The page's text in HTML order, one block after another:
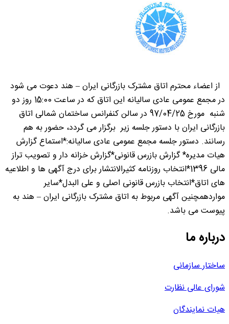
از اعضاء محترم اتاق مشترک بازرگانی ایران – هند دعوت می شود
در مجمع عمومی عادی سالیانه این اتاق که در ساعت 15:00 روز دو
شنبه مورخ 97/04/25 در سالن کنفرانس ساختمان شمالی اتاق
بازرگانی ایران با دستور جلسه زیر برگزار می گردد، حضور به هم
رسانند. دستور جلسه مجمع عمومی عادی سالیانه:*استماع گزارش
هیات مدیره* گزارش بازرس قانونی*گزارش خزانه دار و تصویب تراز
مالی 1396*انتخاب روزنامه کثیرالانتشار برای درج آگهی ها و اطلاعیه
های اتاق*انتخاب بازرس قانونی اصلی و علی البدل*سایر
مواردهمچنین آگهی مربوط به اتاق مشترک بازرگانی ایران – هند به
پیوست می باشد.
درباره ما
ساختار سازمانی
شورای عالی نظارت
هیات نمایندگان